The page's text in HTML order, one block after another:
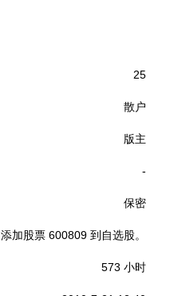
25
散户
版主
-
保密
添加股票 600809 到自选股。
573 小时